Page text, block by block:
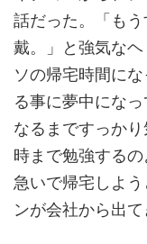
話だった。「も
戴。」と強気な
ソの帰宅時間に
る事に夢中にな
なるまですっか
時まで勉強するの
急いで帰宅しよ
ンが会社から出て